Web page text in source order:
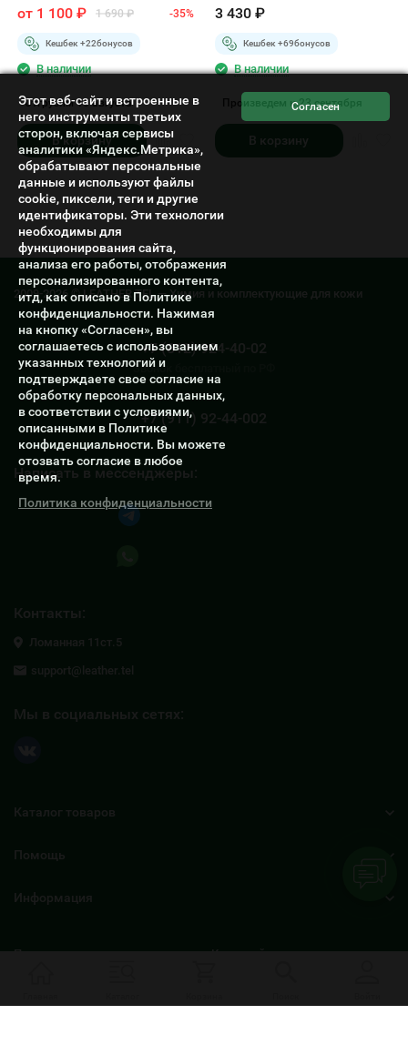
от 1 100 ₽ 1 690 ₽ -35%
Кешбек +22бонусов
В наличии
Отгрузим 10 августа
В корзину
3 430 ₽
Кешбек +69бонусов
В наличии
Произведем к 23 сентября
В корзину
2009-2026 © LEATHER TEL — Химия и комплектующие для кожи
+7 (812) 924-40-02
Звонок бесплатный по РФ
+7 (911) 92-44-002
Написать в мессенджеры:
Контакты:
Ломанная 11ст.5
support@leather.tel
Мы в социальных сетях:
Каталог товаров
Помощь
Информация
Политика персональных данных Карта сайта
Этот веб-сайт и встроенные в
него инструменты третьих
сторон, включая сервисы
аналитики «Яндекс.Метрика»,
обрабатывают персональные
данные и используют файлы
cookie, пиксели, теги и другие
идентификаторы. Эти технологии
необходимы для
функционирования сайта,
анализа его работы, отображения
персонализированного контента,
итд, как описано в Политике
конфиденциальности. Нажимая
на кнопку «Согласен», вы
соглашаетесь с использованием
указанных технологий и
подтверждаете свое согласие на
обработку персональных данных,
в соответствии с условиями,
описанными в Политике
конфиденциальности. Вы можете
отозвать согласие в любое
время.
Политика конфиденциальности